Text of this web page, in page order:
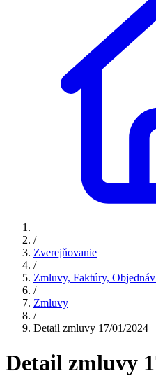
/
Zverejňovanie
/
Zmluvy, Faktúry,
/
Zmluvy
/
Detail zmluvy 17/01/2024
Detail zmluvy